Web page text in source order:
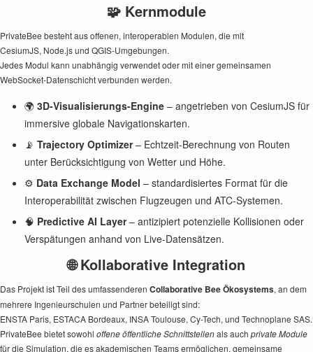
🧩 Kernmodule
PrivateBee besteht aus offenen, interoperablen Modulen, die mit
CesiumJS, Node.js und QGIS-Umgebungen.
Jedes Modul kann unabhängig verwendet oder mit einer gemeinsamen
WebSocket-Datenschicht verbunden werden.
🌍 3D-Visualisierungs-Engine – angetrieben von CesiumJS für
immersive globale Navigationskarten.
📡 Trajectory Optimizer– Echtzeit-Berechnung von Routen
unter Berücksichtigung von Wetter und Höhe.
⚙️ Data Exchange Model – standardisiertes Format für die
Interoperabilität zwischen Flugzeugen und ATC-Systemen.
🧠 Predictive AI Layer– antizipiert potenzielle Kollisionen oder
Verspätungen anhand von Live-Datensätzen.
🌐 Kollaborative Integration
Das Projekt ist Teil des umfassenderen Collaborative Bee Ökosystems, an dem
mehrere Ingenieurschulen und Partner beteiligt sind:
ENSTA Paris, ESTACA Bordeaux, INSA Toulouse, Cy-Tech, und Technoplane SAS.
PrivateBee bietet sowohl offene öffentliche Schnittstellenals auch private Module
für die Simulation, die es akademischen Teams ermöglichen, gemeinsame